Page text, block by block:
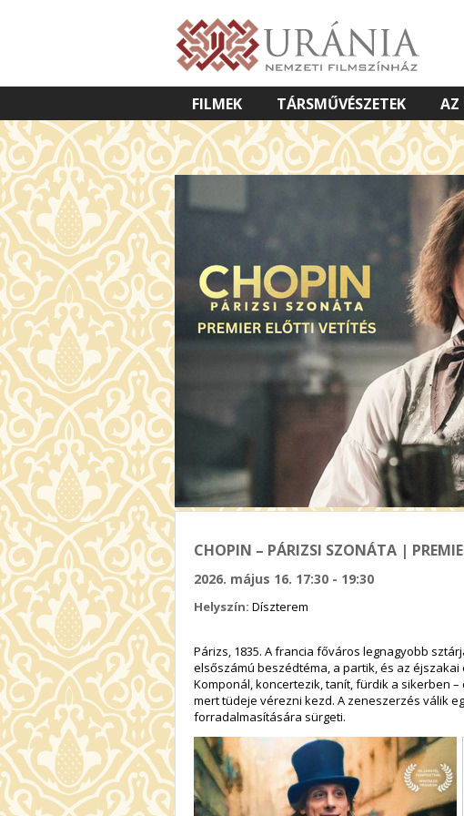
FILMEK TÁRSMŰVÉSZETEK AZ
VETÍTETT KÉPES ELŐADÁSOK
CHOPIN – PÁRIZSI SZONÁTA |
2026. május 16. 17:30 - 19:30
Helyszín: Díszterem
Párizs, 1835. A francia főváros legnagyobb
elsőszámú beszédtéma, a partik, és az
Komponál, koncertezik, tanít, fürdik a sikerben
mert tüdeje vérezni kezd. A zeneszerzés válik
forradalmasítására sürgeti.